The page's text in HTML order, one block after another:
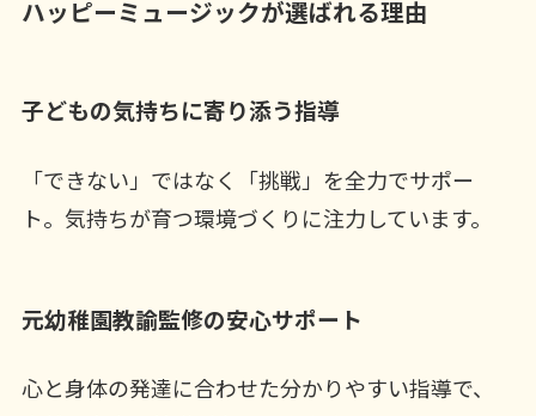
ハッピーミュージックが選ばれる理由
子どもの気持ちに寄り添う指導
「できない」ではなく「挑戦」を全力でサポー
ト。気持ちが育つ環境づくりに注力しています。
元幼稚園教諭監修の安心サポート
心と身体の発達に合わせた分かりやすい指導で、